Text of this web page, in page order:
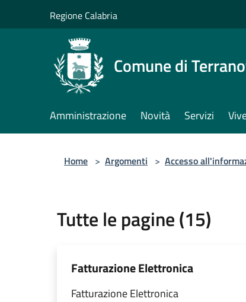
Regione Calabria
Comune di
Amministrazione Novità Servizi
Home > Argomenti > Accesso
Tutte le pagine (15)
Fatturazione Elettronica
Fatturazione Elettronica